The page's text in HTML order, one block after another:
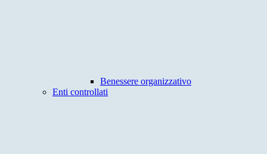
Benessere organizzativo
Enti controllati